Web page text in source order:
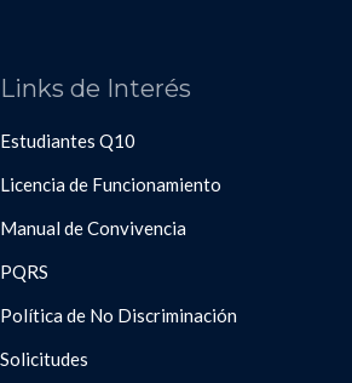
Links de Interés
Estudiantes Q10
Licencia de Funcionamiento
Manual de Convivencia
PQRS
Política de No Discriminación
Solicitudes